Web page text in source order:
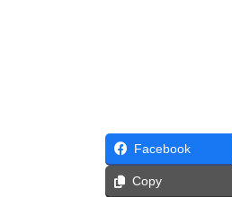
Facebook
Copy